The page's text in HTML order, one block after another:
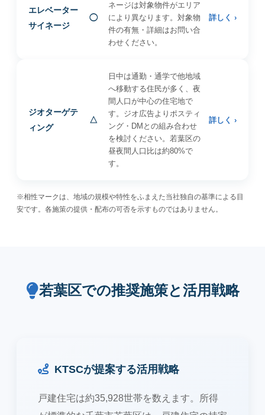
エレベーター
サイネージ
◯
ネージは対象物件がエリア
により異なります。対象物
件の有無・詳細はお問い合
わせください。
詳しく ›
ジオターゲテ
ィング
△
日中は通勤・通学で他地域
へ移動する住民が多く、夜
間人口が中心の住宅地で
す。ジオ広告よりポスティ
ング・DMとの組み合わせ
を検討ください。若葉区の
昼夜間人口比は約80%で
す。
詳しく ›
※相性マークは、地域の規模や特性をふまえた当社独自の基準による目
安です。各施策の提供・配布の可否を示すものではありません。
若葉区での推奨施策と活用戦略
KTSCが提案する活用戦略
戸建住宅は約35,928世帯を数えます。所得